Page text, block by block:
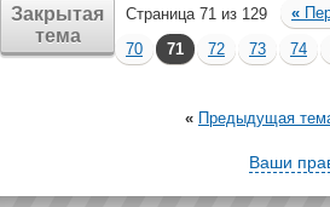
Закрытая
тема
Страница 71 из 129 «
70
71 72 73 74
« Предыдущая
Ваши